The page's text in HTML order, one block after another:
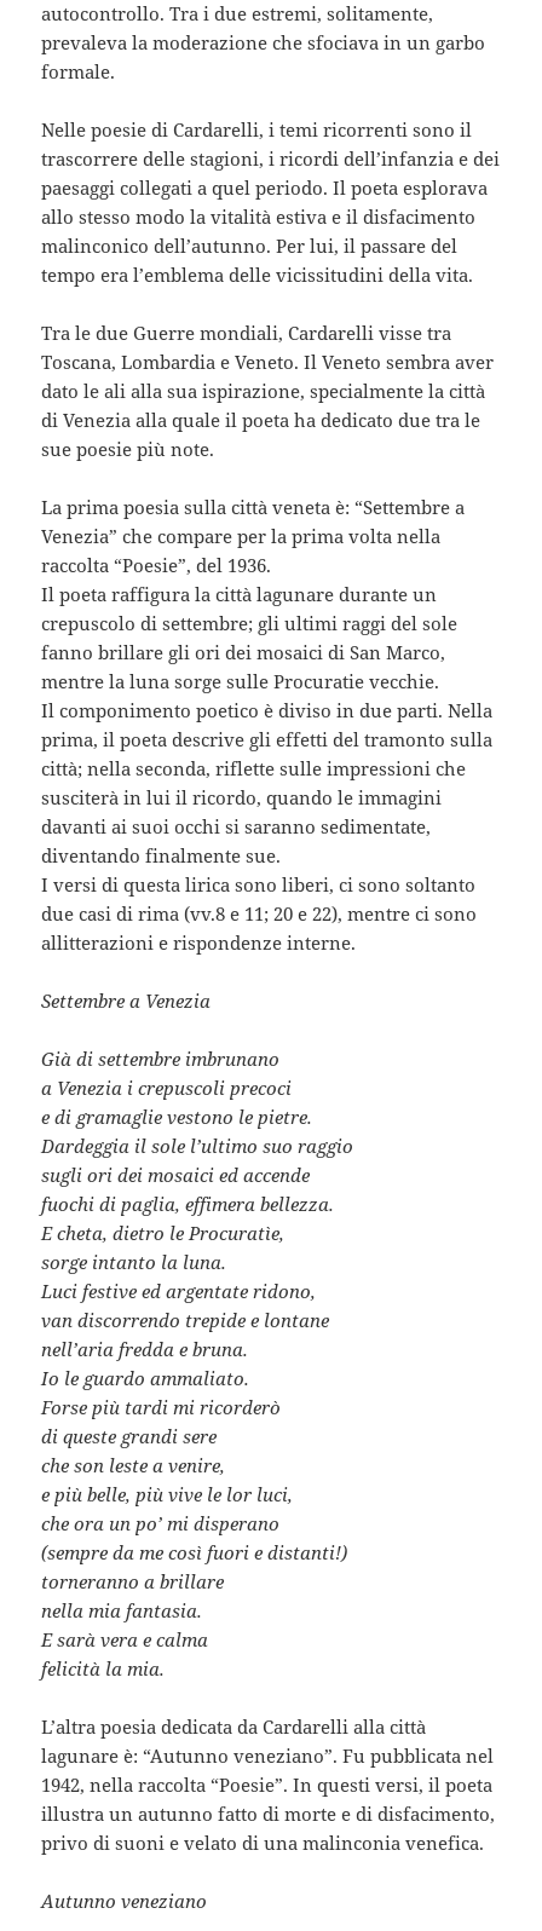
autocontrollo. Tra i due estremi, solitamente,
prevaleva la moderazione che sfociava in un garbo
formale.
Nelle poesie di Cardarelli, i temi ricorrenti sono il
trascorrere delle stagioni, i ricordi dell’infanzia e dei
paesaggi collegati a quel periodo. Il poeta esplorava
allo stesso modo la vitalità estiva e il disfacimento
malinconico dell’autunno. Per lui, il passare del
tempo era l’emblema delle vicissitudini della vita.
Tra le due Guerre mondiali, Cardarelli visse tra
Toscana, Lombardia e Veneto. Il Veneto sembra aver
dato le ali alla sua ispirazione, specialmente la città
di Venezia alla quale il poeta ha dedicato due tra le
sue poesie più note.
La prima poesia sulla città veneta è: “Settembre a
Venezia” che compare per la prima volta nella
raccolta “Poesie”, del 1936.
Il poeta raffigura la città lagunare durante un
crepuscolo di settembre; gli ultimi raggi del sole
fanno brillare gli ori dei mosaici di San Marco,
mentre la luna sorge sulle Procuratie vecchie.
Il componimento poetico è diviso in due parti. Nella
prima, il poeta descrive gli effetti del tramonto sulla
città; nella seconda, riflette sulle impressioni che
susciterà in lui il ricordo, quando le immagini
davanti ai suoi occhi si saranno sedimentate,
diventando finalmente sue.
I versi di questa lirica sono liberi, ci sono soltanto
due casi di rima (vv.8 e 11; 20 e 22), mentre ci sono
allitterazioni e rispondenze interne.
Settembre a Venezia
Già di settembre imbrunano
a Venezia i crepuscoli precoci
e di gramaglie vestono le pietre.
Dardeggia il sole l’ultimo suo raggio
sugli ori dei mosaici ed accende
fuochi di paglia, effimera bellezza.
E cheta, dietro le Procuratìe,
sorge intanto la luna.
Luci festive ed argentate ridono,
van discorrendo trepide e lontane
nell’aria fredda e bruna.
Io le guardo ammaliato.
Forse più tardi mi ricorderò
di queste grandi sere
che son leste a venire,
e più belle, più vive le lor luci,
che ora un po’ mi disperano
(sempre da me così fuori e distanti!)
torneranno a brillare
nella mia fantasia.
E sarà vera e calma
felicità la mia.
L’altra poesia dedicata da Cardarelli alla città
lagunare è: “Autunno veneziano”. Fu pubblicata nel
1942, nella raccolta “Poesie”. In questi versi, il poeta
illustra un autunno fatto di morte e di disfacimento,
privo di suoni e velato di una malinconia venefica.
Autunno veneziano